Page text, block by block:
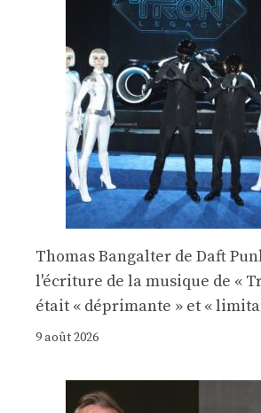
Thomas Bangalter de Daft
l'écriture de la musique de «
était « déprimante » et «
9 août 2026